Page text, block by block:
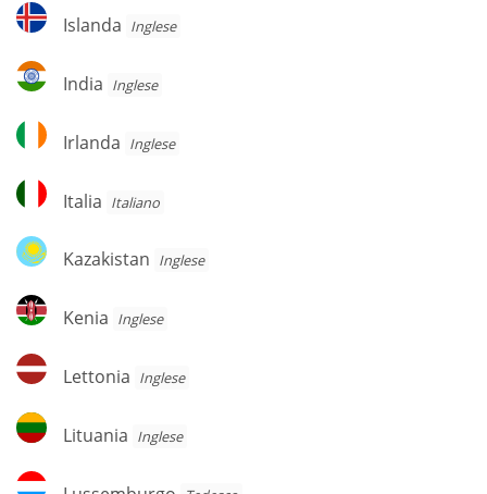
Islanda
Islanda Inglese
India
India Inglese
Irlanda
Irlanda Inglese
Italia
Italia Italiano
Kazakistan
Kazakistan Inglese
Kenia
Kenia Inglese
Lettonia
Lettonia Inglese
Lituania
Lituania Inglese
Lussemburgo